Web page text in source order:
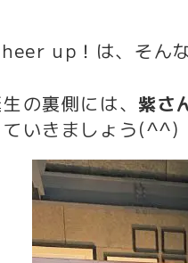
up！は、そん
の裏側には、 紫さ
ていきましょう(^^)